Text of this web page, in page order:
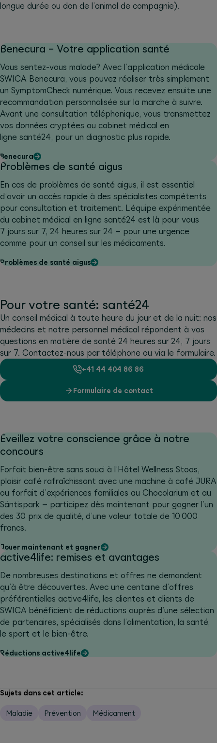
longue durée ou don de l’animal de compagnie).
Benecura − Votre application santé
Vous sentez-vous malade? Avec l’application médicale
SWICA Benecura, vous pouvez réaliser très simplement
un SymptomCheck numérique. Vous recevez ensuite une
recommandation personnalisée sur la marche à suivre.
Avant une consultation téléphonique, vous transmettez
vos données cryptées au cabinet médical en
ligne santé24, pour un diagnostic plus rapide.
Benecura
Problèmes de santé aigus
En cas de problèmes de santé aigus, il est essentiel
d’avoir un accès rapide à des spécialistes compétents
pour consultation et traitement. L’équipe expérimentée
du cabinet médical en ligne santé24 est là pour vous
7 jours sur 7, 24 heures sur 24 – pour une urgence
comme pour un conseil sur les médicaments.
Problèmes de santé aigus
Pour votre santé: santé24
Un conseil médical à toute heure du jour et de la nuit: nos
médecins et notre personnel médical répondent à vos
questions en matière de santé 24 heures sur 24, 7 jours
sur 7. Contactez-nous par téléphone ou via le formulaire.
+41 44 404 86 86
Formulaire de contact
Éveillez votre conscience grâce à notre
concours
Forfait bien-être sans souci à l’Hôtel Wellness Stoos,
plaisir café rafraîchissant avec une machine à café JURA
ou forfait d’expériences familiales au Chocolarium et au
Säntispark – participez dès maintenant pour gagner l’un
des 30 prix de qualité, d’une valeur totale de 10 000
francs.
Jouer maintenant et gagner
active4life: remises et avantages
De nombreuses destinations et offres ne demandent
qu’à être découvertes. Avec une centaine d’offres
préférentielles active4life, les clientes et clients de
SWICA bénéficient de réductions auprès d’une sélection
de partenaires, spécialisés dans l’alimentation, la santé,
le sport et le bien-être.
Réductions active4life
Sujets dans cet article:
Maladie Prévention Médicament